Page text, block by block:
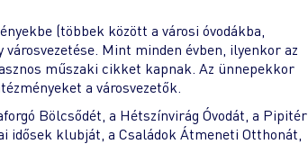
(többek között a városi óvodákba,
Mint minden évben, ilyenkor az
műszaki cikket kapnak. Az ünnepekkor
a városvezetők.
Bölcsődét, a Hétszínvirág Óvodát, a Pipitér
idősek klubját, a Családok Átmeneti Otthonát,